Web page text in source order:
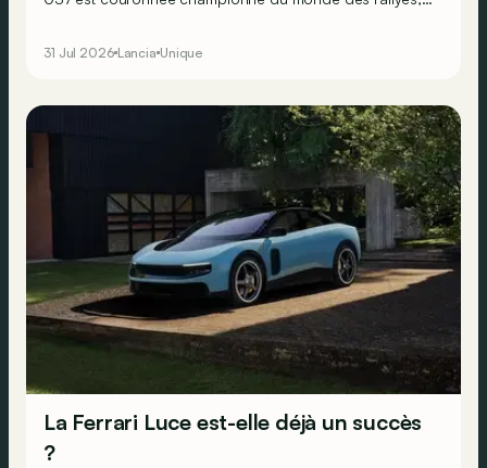
résoudre à la transmission intégrale… Ne faisant
transalpin développe alors une bien curieuse berline : la
31 Jul 2026 Lancia Unique
La Ferrari Luce est-elle déjà un succès
?